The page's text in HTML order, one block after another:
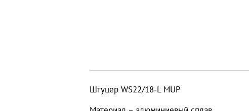
Штуцер WS22/18-L MUP